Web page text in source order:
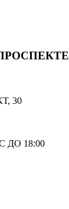
30
ДО 18:00